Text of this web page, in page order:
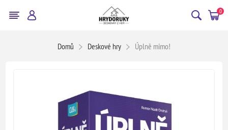
0
Domů Deskové hry Úplně mimo!